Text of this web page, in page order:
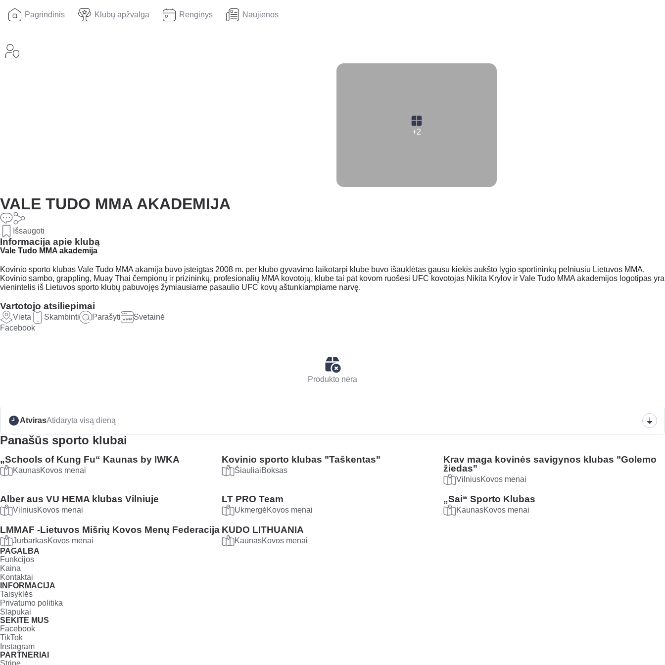
Pagrindinis Klubų apžvalga Renginys Naujienos
+2
VALE TUDO MMA AKADEMIJA
Išsaugoti
Informacija apie klubą
Vale Tudo MMA akademija
Kovinio sporto klubas Vale Tudo MMA akamija buvo įsteigtas 2008 m. per klubo gyvavimo laikotarpi klube buvo išauklėtas gausu kiekis aukšto lygio sportininkų pelniusiu Lietuvos MMA,
Kovinio sambo, grappling, Muay Thai čempionų ir prizininkų, profesionalių MMA kovotojų, klube tai pat kovom ruošėsi UFC kovotojas Nikita Krylov ir Vale Tudo MMA akademijos logotipas yra
vienintelis iš Lietuvos sporto klubų pabuvojęs žymiausiame pasaulio UFC kovų aštunkiampiame narvę.
Vartotojo atsiliepimai
Vieta Skambinti Parašyti
Svetainė
Facebook
Produkto nėra
AtvirasAtidaryta visą dieną
Panašūs sporto klubai
„Schools of Kung Fu“ Kaunas by IWKA
KaunasKovos menai
Kovinio sporto klubas "Taškentas"
ŠiauliaiBoksas
Krav maga kovinės savigynos klubas "Golemo
žiedas"
VilniusKovos menai
Alber aus VU HEMA klubas Vilniuje
VilniusKovos menai
LT PRO Team
UkmergėKovos menai
„Sai“ Sporto Klubas
KaunasKovos menai
LMMAF -Lietuvos Mišrių Kovos Menų Federacija
JurbarkasKovos menai
KUDO LITHUANIA
KaunasKovos menai
PAGALBA
Funkcijos
Kaina
Kontaktai
INFORMACIJA
Taisyklės
Privatumo politika
Slapukai
SEKITE MUS
Facebook
TikTok
Instagram
PARTNERIAI
Stripe